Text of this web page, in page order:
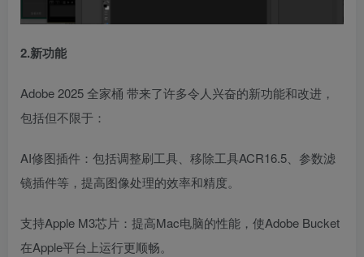
2.新功能
Adobe 2025 全家桶 带来了许多令人兴奋的新功能和改进，
包括但不限于：
AI修图插件：包括调整刷工具、移除工具ACR16.5、参数滤
镜插件等，提高图像处理的效率和精度。
支持Apple M3芯片：提高Mac电脑的性能，使Adobe Bucket
在Apple平台上运行更顺畅。